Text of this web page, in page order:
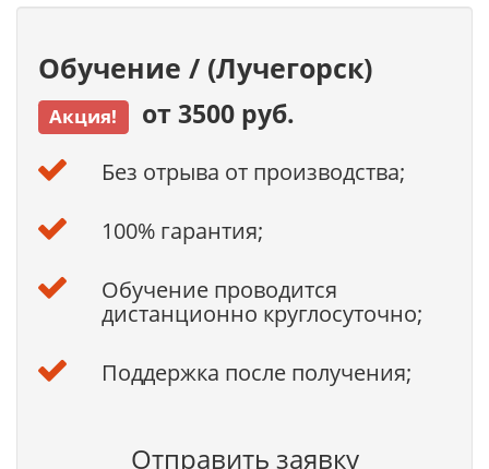
Обучение / (Лучегорск)
Акция! от 3500 руб.
Без отрыва от производства;
100% гарантия;
Обучение проводится
дистанционно круглосуточно;
Поддержка после получения;
Отправить заявку